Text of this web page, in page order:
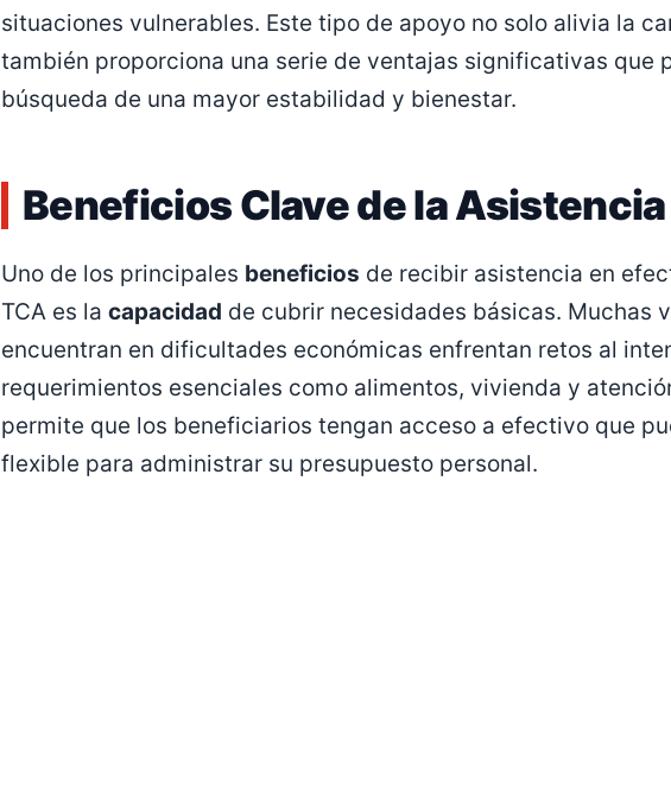
situaciones vulnerables. Este tipo de apoyo no solo alivia la
también proporciona una serie de ventajas significativas que
búsqueda de una mayor estabilidad y bienestar.
Beneficios Clave de la
Uno de los principales beneficios de recibir asistencia en
TCA es la capacidad de cubrir necesidades básicas. Muchas
encuentran en dificultades económicas enfrentan retos al
requerimientos esenciales como alimentos, vivienda y
permite que los beneficiarios tengan acceso a efectivo que
flexible para administrar su presupuesto personal.